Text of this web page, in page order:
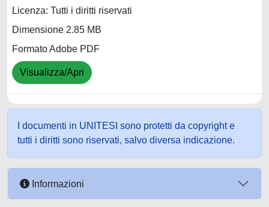
Licenza: Tutti i diritti riservati
Dimensione 2.85 MB
Formato Adobe PDF
Visualizza/Apri
I documenti in UNITESI sono protetti da copyright e
tutti i diritti sono riservati, salvo diversa indicazione.
Informazioni